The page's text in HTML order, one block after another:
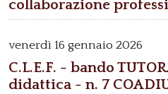
collaborazione
venerdì 16 gennaio 2026
C.L.E.F. - bando
didattica - n. 7